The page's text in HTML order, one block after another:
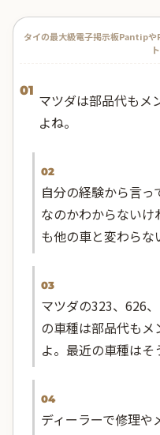
タイの最大級電子掲示板Pantip
01
マツダは部品代もメ
よね。
02
自分の経験から言
なのかわからない
も他の車と変わらな
03
マツダの323、626
の車種は部品代も
よ。最近の車種はそ
04
ディーラーで修理や